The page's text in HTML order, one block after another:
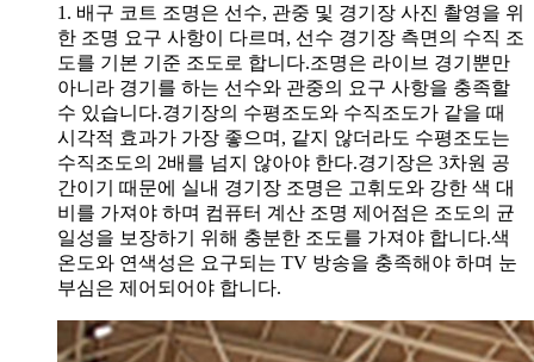
1. 배구 코트 조명은 선수, 관중 및 경기장 사진 촬영을 위
한 조명 요구 사항이 다르며, 선수 경기장 측면의 수직 조
도를 기본 기준 조도로 합니다.조명은 라이브 경기뿐만
아니라 경기를 하는 선수와 관중의 요구 사항을 충족할
수 있습니다.경기장의 수평조도와 수직조도가 같을 때
시각적 효과가 가장 좋으며, 같지 않더라도 수평조도는
수직조도의 2배를 넘지 않아야 한다.경기장은 3차원 공
간이기 때문에 실내 경기장 조명은 고휘도와 강한 색 대
비를 가져야 하며 컴퓨터 계산 조명 제어점은 조도의 균
일성을 보장하기 위해 충분한 조도를 가져야 합니다.색
온도와 연색성은 요구되는 TV 방송을 충족해야 하며 눈
부심은 제어되어야 합니다.